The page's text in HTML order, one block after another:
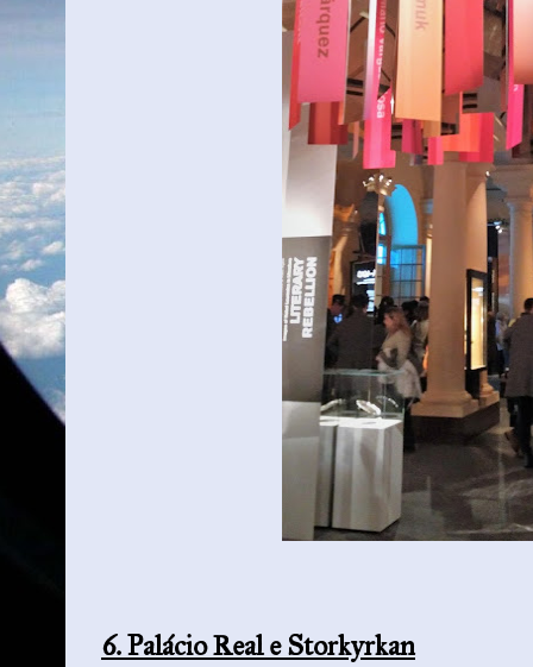
6. Palácio Real e Storkyrkan